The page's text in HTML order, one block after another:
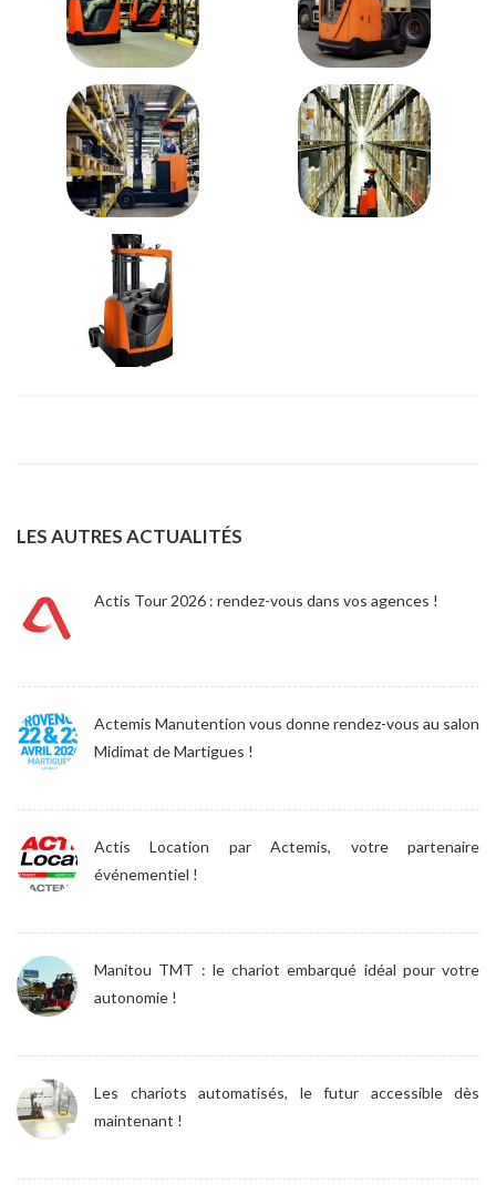
LES AUTRES ACTUALITÉS
Actis Tour 2026 : rendez-vous dans vos agences !
Actemis Manutention vous donne rendez-vous au salon
Midimat de Martigues !
Actis Location par Actemis, votre partenaire
événementiel !
Manitou TMT : le chariot embarqué idéal pour votre
autonomie !
Les chariots automatisés, le futur accessible dès
maintenant !